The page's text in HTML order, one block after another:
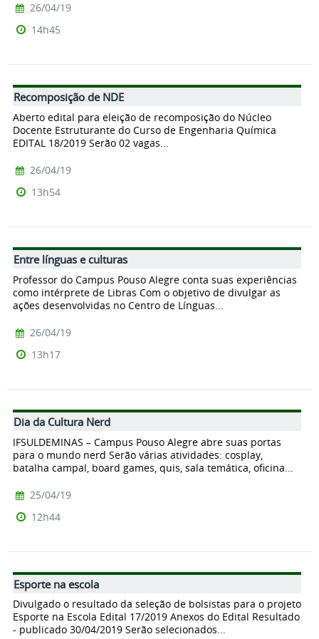
26/04/19
14h45
Recomposição de NDE
Aberto edital para eleição de recomposição do Núcleo
Docente Estruturante do Curso de Engenharia Química
EDITAL 18/2019 Serão 02 vagas...
26/04/19
13h54
Entre línguas e culturas
Professor do Campus Pouso Alegre conta suas experiências
como intérprete de Libras Com o objetivo de divulgar as
ações desenvolvidas no Centro de Línguas...
26/04/19
13h17
Dia da Cultura Nerd
IFSULDEMINAS – Campus Pouso Alegre abre suas portas
para o mundo nerd Serão várias atividades: cosplay,
batalha campal, board games, quis, sala temática, oficina...
25/04/19
12h44
Esporte na escola
Divulgado o resultado da seleção de bolsistas para o projeto
Esporte na Escola Edital 17/2019 Anexos do Edital Resultado
- publicado 30/04/2019 Serão selecionados...